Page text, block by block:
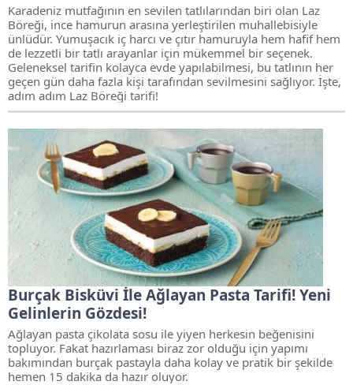
Karadeniz mutfağının en sevilen tatlılarından biri olan Laz
Böreği, ince hamurun arasına yerleştirilen muhallebisiyle
ünlüdür. Yumuşacık iç harcı ve çıtır hamuruyla hem hafif hem
de lezzetli bir tatlı arayanlar için mükemmel bir seçenek.
Geleneksel tarifin kolayca evde yapılabilmesi, bu tatlının her
geçen gün daha fazla kişi tarafından sevilmesini sağlıyor. İşte,
adım adım Laz Böreği tarifi!
Burçak Bisküvi İle Ağlayan Pasta Tarifi! Yeni
Gelinlerin Gözdesi!
Ağlayan pasta çikolata sosu ile yiyen herkesin beğenisini
topluyor. Fakat hazırlaması biraz zor olduğu için yapımı
bakımından burçak pastayla daha kolay ve pratik bir şekilde
hemen 15 dakika da hazır oluyor.